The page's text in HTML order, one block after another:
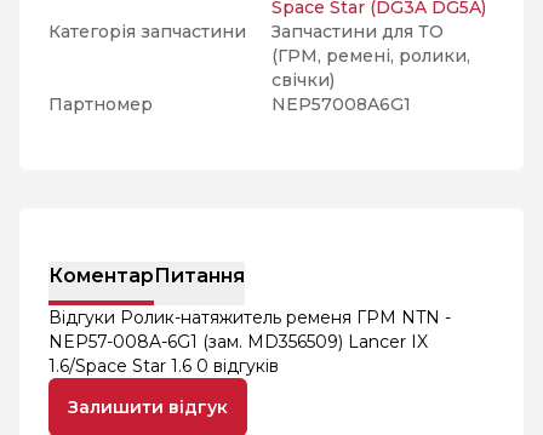
Space Star (DG3A DG5A)
Категорія запчастини
Запчастини для ТО
(ГРМ, ремені, ролики,
свічки)
Партномер
NEP57008A6G1
КоментарПитання
Відгуки Ролик-натяжитель ременя ГРМ NTN -
NEP57-008A-6G1 (зам. MD356509) Lancer IX
1.6/Space Star 1.6 0 відгуків
Залишити відгук